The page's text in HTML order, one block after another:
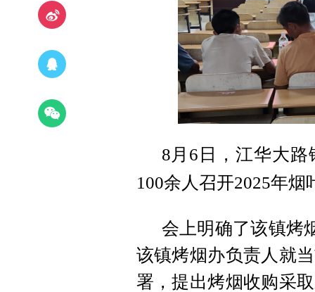
8月6日，江华大
100余人召开2025年
会上明确了该镇烤
该镇烤烟办负责人就
署，提出烤烟收购采